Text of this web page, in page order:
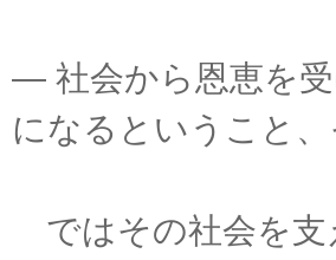
― 社会から恩恵を
になるということ
ではその社会を支